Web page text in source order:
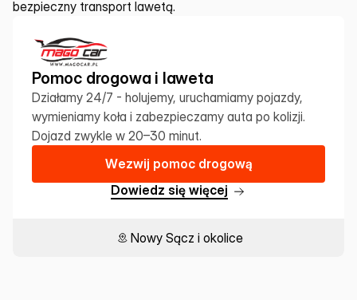
bezpieczny transport lawetą.
Pomoc drogowa i laweta
Działamy 24/7 - holujemy, uruchamiamy pojazdy,
wymieniamy koła i zabezpieczamy auta po kolizji.
Dojazd zwykle w 20–30 minut.
Wezwij pomoc drogową
Dowiedz się więcej
Nowy Sącz i okolice